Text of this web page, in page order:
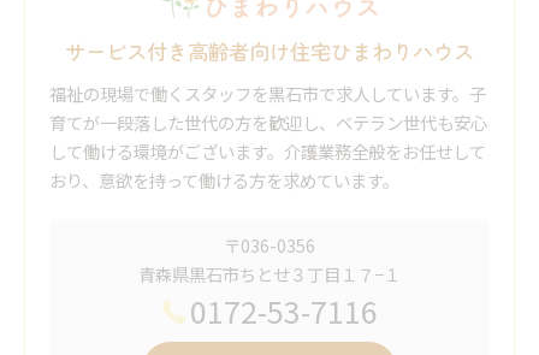
サービス付き高齢者向け住宅ひまわりハウス
福祉の現場で働くスタッフを黒石市で求人しています。子
育てが一段落した世代の方を歓迎し、ベテラン世代も安心
して働ける環境がございます。介護業務全般をお任せして
おり、意欲を持って働ける方を求めています。
〒036-0356
青森県黒石市ちとせ３丁目１７−１
0172-53-7116